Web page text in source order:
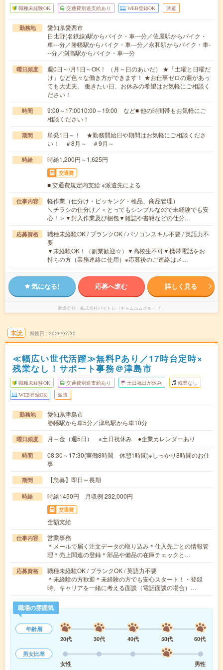
職種未経験OK 交通費別途支給あり WEB登録OK 派遣
勤務地
愛知県愛西市
日比野(名鉄線)駅からバイク・車---分／佐屋駅からバイク・
車---分／勝幡駅からバイク・車---分／永和駅からバイク・車-
--分／渕高駅からバイク・車---分
曜日頻度
週0日～/月1日～OK！ （月～日のあいだ） ★「土曜と日曜だ
け」など色々な働き方ができます！ ★お仕事ゼロの週があっ
ても大丈夫。 働きたい日、お休みの希望はお気軽にご相談く
ださい！
時間
9:00～17:0010:00～19:00 など■ 他の時間帯もお気軽にご
相談ください！
期間
単発1日～！ ★勤務開始日や期間はお気軽にご相談くださ
い！ ＃8月～ ＃9月～
時給 時給1,200円～1,625円
交通費
■ 交通費規定内支給 ※派遣先による
仕事内容
軽作業（仕分け・ピッキング・検品、商品管理）
＼チラシの仕分け／＜とってもシンプルなので未経験でも安
心！＞▼封入作業及び梱包▼雑誌や書籍などの仕分…
応募資格
職種未経験OK / ブランクOK / パソコンスキル不要 / 英語力不
要
▼未経験OK！（副業歓迎☆）▼高校生不可▼携帯電話をお
持ちの方（業務連絡に使用）※応募後のご連絡はメ…
気になる! 応募へ進む 詳しく見る
派遣会社 株式会社バイトレ（キャムコムグループ）
未読 掲載日 2026/07/30
≪幅広い世代活躍≫無料Pあり／17時台定時×
残業なし！サポート事務＠津島市
職種未経験OK 交通費別途支給あり 土日祝日が休み 残業なし
WEB登録OK 派遣
勤務地
愛知県津島市
勝幡駅から車5分／津島駅から車10分
曜日頻度 月～金（週5日） ※土日祝休み ●企業カレンダーあり
時間
08:30～17:30(実働8時間 休憩1時間)※しっかり8時間のお仕
事
期間 【急募】即日～長期
時給 時給1450円 月収例 232,000円
交通費
全額支給
仕事内容
営業事務
＊メールで届く注文データの取り込み＊仕入先ごとの情報管
理＊売上関連の登録＊部品や備品の在庫チェックと…
応募資格
職種未経験OK / ブランクOK / 英語力不要
＊未経験の方歓迎＊未経験の方でも安心スタート！・登録
時、キャリアを一緒に考える面談（電話面談の場合）…
職場の雰囲気
年齢層
20代
30代 40代 50代
60代
男女比率
女性
男性